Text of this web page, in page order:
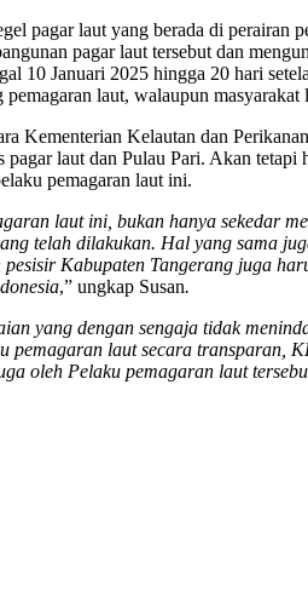
pagar laut yang berada di perairan
pagar laut tersebut dan
10 Januari 2025 hingga 20 hari
laut, walaupun
Kementerian Kelautan dan
laut dan Pulau Pari. Akan
pemagaran laut ini.
laut ini, bukan hanya sekedar
telah dilakukan. Hal yang sama
Kabupaten Tangerang juga
,” ungkap Susan.
yang dengan sengaja tidak
laut secara transparan,
oleh Pelaku pemagaran laut